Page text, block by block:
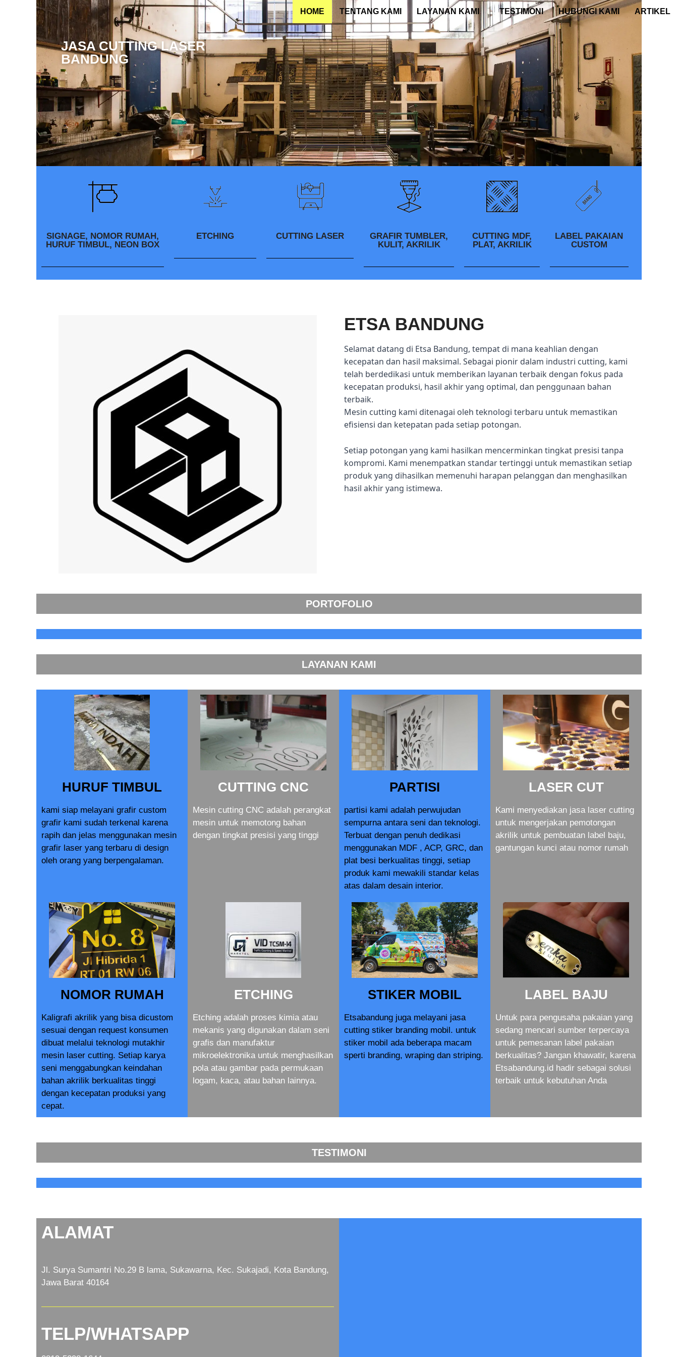
HOME TENTANG KAMI LAYANAN KAMI TESTIMONI HUBUNGI KAMI ARTIKEL
JASA CUTTING LASER
BANDUNG
SIGNAGE, NOMOR RUMAH,
HURUF TIMBUL, NEON BOX
ETCHING CUTTING LASER
GRAFIR TUMBLER,
KULIT, AKRILIK
CUTTING MDF,
PLAT, AKRILIK
LABEL PAKAIAN
CUSTOM
ETSA BANDUNG
Selamat datang di Etsa Bandung, tempat di mana keahlian dengan
kecepatan dan hasil maksimal. Sebagai pionir dalam industri cutting, kami
telah berdedikasi untuk memberikan layanan terbaik dengan fokus pada
kecepatan produksi, hasil akhir yang optimal, dan penggunaan bahan
terbaik.
Mesin cutting kami ditenagai oleh teknologi terbaru untuk memastikan
efisiensi dan ketepatan pada setiap potongan.
Setiap potongan yang kami hasilkan mencerminkan tingkat presisi tanpa
kompromi. Kami menempatkan standar tertinggi untuk memastikan setiap
produk yang dihasilkan memenuhi harapan pelanggan dan menghasilkan
hasil akhir yang istimewa.
PORTOFOLIO
LAYANAN KAMI
HURUF TIMBUL
kami siap melayani grafir custom
grafir kami sudah terkenal karena
rapih dan jelas menggunakan mesin
grafir laser yang terbaru di design
oleh orang yang berpengalaman.
CUTTING CNC
Mesin cutting CNC adalah perangkat
mesin untuk memotong bahan
dengan tingkat presisi yang tinggi
PARTISI
partisi kami adalah perwujudan
sempurna antara seni dan teknologi.
Terbuat dengan penuh dedikasi
menggunakan MDF , ACP, GRC, dan
plat besi berkualitas tinggi, setiap
produk kami mewakili standar kelas
atas dalam desain interior.
LASER CUT
Kami menyediakan jasa laser cutting
untuk mengerjakan pemotongan
akrilik untuk pembuatan label baju,
gantungan kunci atau nomor rumah
NOMOR RUMAH
Kaligrafi akrilik yang bisa dicustom
sesuai dengan request konsumen
dibuat melalui teknologi mutakhir
mesin laser cutting. Setiap karya
seni menggabungkan keindahan
bahan akrilik berkualitas tinggi
dengan kecepatan produksi yang
cepat.
ETCHING
Etching adalah proses kimia atau
mekanis yang digunakan dalam seni
grafis dan manufaktur
mikroelektronika untuk menghasilkan
pola atau gambar pada permukaan
logam, kaca, atau bahan lainnya.
STIKER MOBIL
Etsabandung juga melayani jasa
cutting stiker branding mobil. untuk
stiker mobil ada beberapa macam
sperti branding, wraping dan striping.
LABEL BAJU
Untuk para pengusaha pakaian yang
sedang mencari sumber terpercaya
untuk pemesanan label pakaian
berkualitas? Jangan khawatir, karena
Etsabandung.id hadir sebagai solusi
terbaik untuk kebutuhan Anda
TESTIMONI
ALAMAT
Jl. Surya Sumantri No.29 B lama, Sukawarna, Kec. Sukajadi, Kota Bandung,
Jawa Barat 40164
TELP/WHATSAPP